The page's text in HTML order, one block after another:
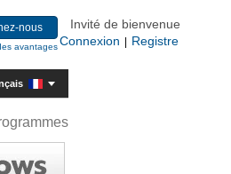
nous
avantages
Invité de bienvenue
Connexion
Registre